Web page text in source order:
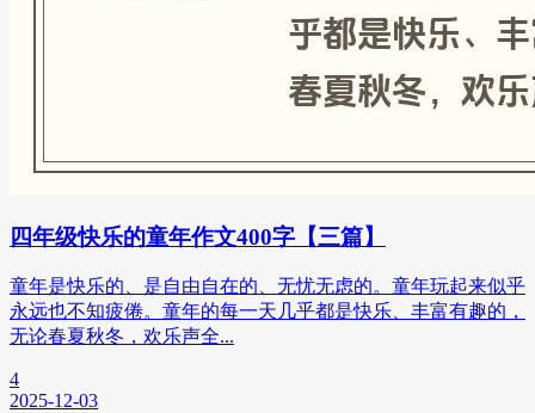
四年级快乐的童年作文400字【三篇】
童年是快乐的、是自由自在的、无忧无虑的。童年玩起来似乎
永远也不知疲倦。童年的每一天几乎都是快乐、丰富有趣的，
无论春夏秋冬，欢乐声全...
4
2025-12-03